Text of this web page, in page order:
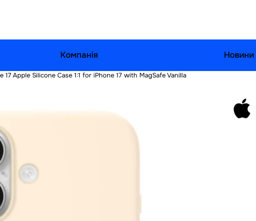
Компанія Новини
17Apple Silicone Case 1:1 for iPhone 17 with MagSafe Vanilla